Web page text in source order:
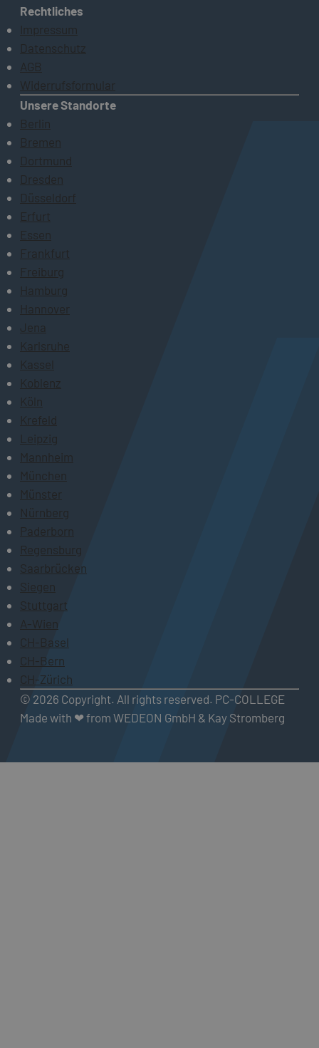
Rechtliches
Impressum
Datenschutz
AGB
Widerrufsformular
Unsere Standorte
Berlin
Bremen
Dortmund
Dresden
Düsseldorf
Erfurt
Essen
Frankfurt
Freiburg
Hamburg
Hannover
Jena
Karlsruhe
Kassel
Koblenz
Köln
Krefeld
Leipzig
Mannheim
München
Münster
Nürnberg
Paderborn
Regensburg
Saarbrücken
Siegen
Stuttgart
A-Wien
CH-Basel
CH-Bern
CH-Zürich
© 2026 Copyright. All rights reserved. PC-COLLEGE
Made with ❤ from WEDEON GmbH & Kay Stromberg